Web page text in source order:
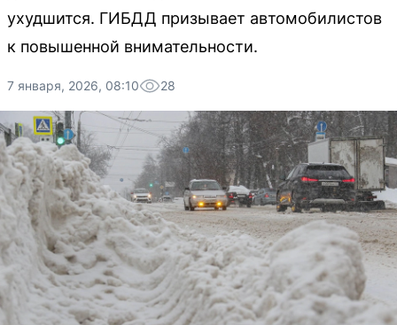
ухудшится. ГИБДД призывает автомобилистов
к повышенной внимательности.
7 января, 2026, 08:10 28